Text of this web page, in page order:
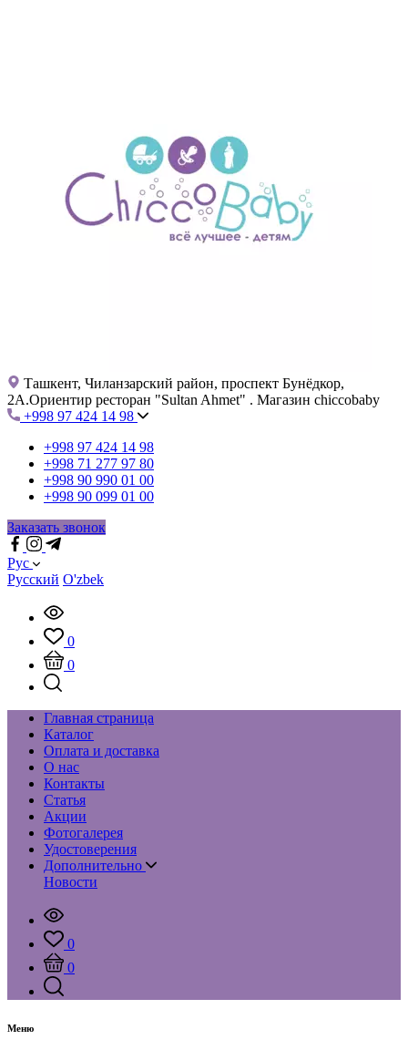
Ташкент, Чиланзарский район, проспект Бунёдкор,
2А.Ориентир ресторан "Sultan Ahmet" . Магазин chiccobaby
+998 97 424 14 98
+998 97 424 14 98
+998 71 277 97 80
+998 90 990 01 00
+998 90 099 01 00
Заказать звонок
Рус
Русский O'zbek
0
0
Главная страница
Каталог
Оплата и доставка
О нас
Контакты
Статья
Акции
Фотогалерея
Удостоверения
Дополнительно
Новости
0
0
Меню